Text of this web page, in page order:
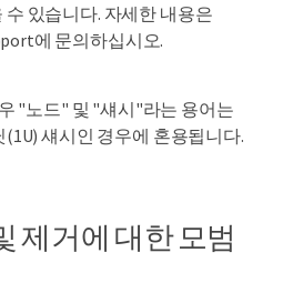
수 있습니다. 자세한 내용은
에 문의하십시오.
"노드" 및 "섀시"라는 용어는
(1U) 섀시인 경우에 혼용됩니다.
제거에 대한 모범